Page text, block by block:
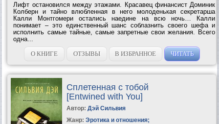
Лифт остановился между этажами. Красавец финансист Доминик
Колберн и тайно влюбленная в него молоденькая секретарша
Калли Монтгомери остались наедине на всю ночь… Калли
понимает – это единственный шанс соблазнить своего шефа и
исполнить самые тайные, самые запретные свои желания. Всего
одна...
О КНИГЕ
ОТЗЫВЫ В ИЗБРАННОЕ ЧИТАТЬ
Сплетенная с тобой
[Entwined with You]
Автор: Дэй Сильвия
Жанр: Эротика и отношения;